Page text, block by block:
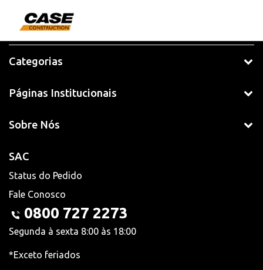
Categorias
Páginas Institucionais
Sobre Nós
SAC
Status do Pedido
Fale Conosco
0800 727 2273
Segunda à sexta 8:00 às 18:00
*Exceto feriados